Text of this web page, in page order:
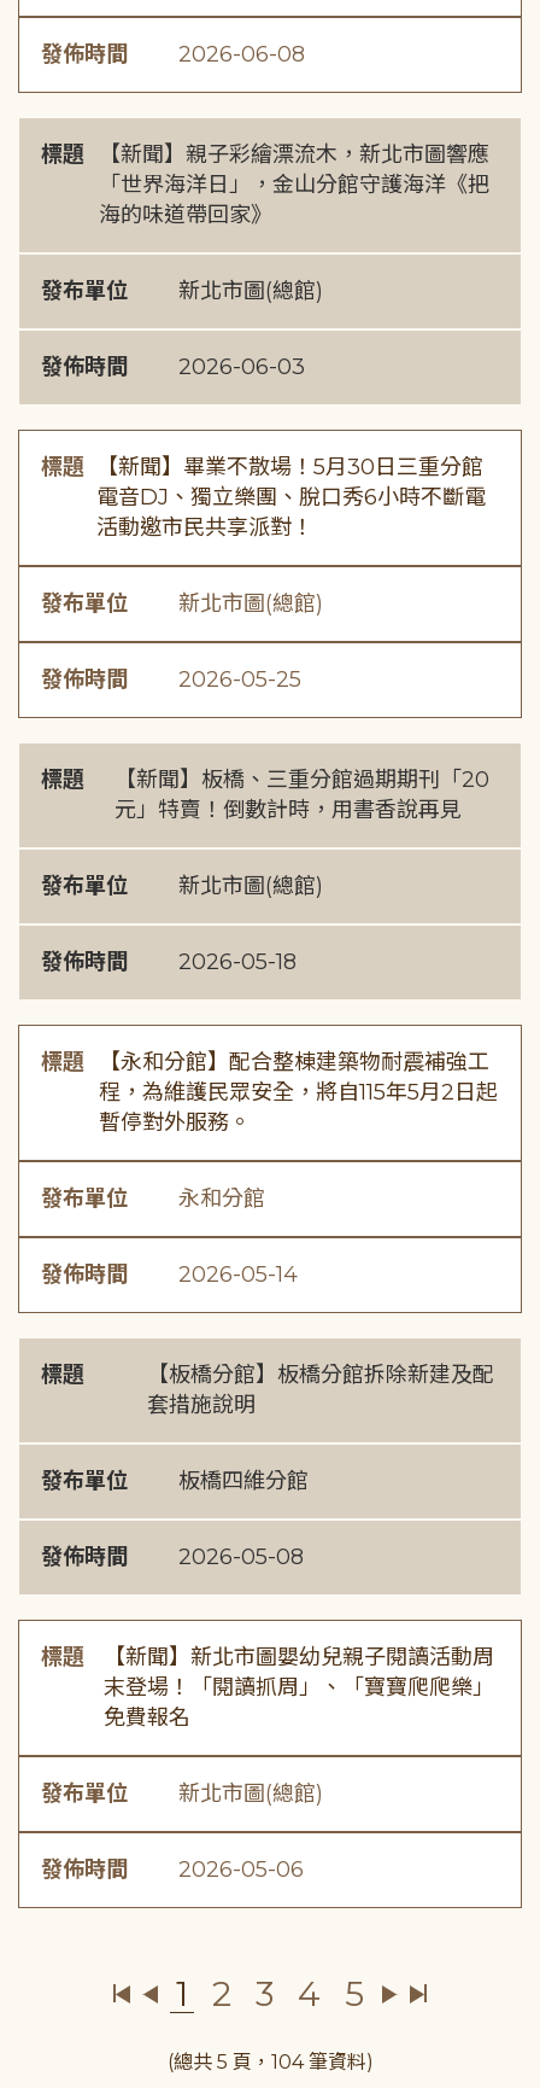
發佈時間 2026-06-08
標題
【新聞】親子彩繪漂流木，新北市圖響應
「世界海洋日」，金山分館守護海洋《把
海的味道帶回家》
發布單位 新北市圖(總館)
發佈時間 2026-06-03
標題
【新聞】畢業不散場！5月30日三重分館
電音DJ、獨立樂團、脫口秀6小時不斷電
活動邀市民共享派對！
發布單位 新北市圖(總館)
發佈時間 2026-05-25
標題
【新聞】板橋、三重分館過期期刊「20
元」特賣！倒數計時，用書香說再見
發布單位 新北市圖(總館)
發佈時間 2026-05-18
標題
【永和分館】配合整棟建築物耐震補強工
程，為維護民眾安全，將自115年5月2日起
暫停對外服務。
發布單位 永和分館
發佈時間 2026-05-14
標題
【板橋分館】板橋分館拆除新建及配
套措施說明
發布單位 板橋四維分館
發佈時間 2026-05-08
標題
【新聞】新北市圖嬰幼兒親子閱讀活動周
末登場！「閱讀抓周」、「寶寶爬爬樂」
免費報名
發布單位 新北市圖(總館)
發佈時間 2026-05-06
1 2 3 4 5
(總共 5 頁，104 筆資料)